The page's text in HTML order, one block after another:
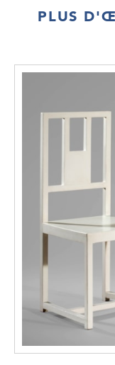
PLUS